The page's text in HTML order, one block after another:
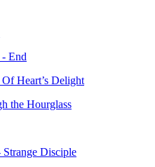
End
Heart’s Delight
the Hourglass
Disciple